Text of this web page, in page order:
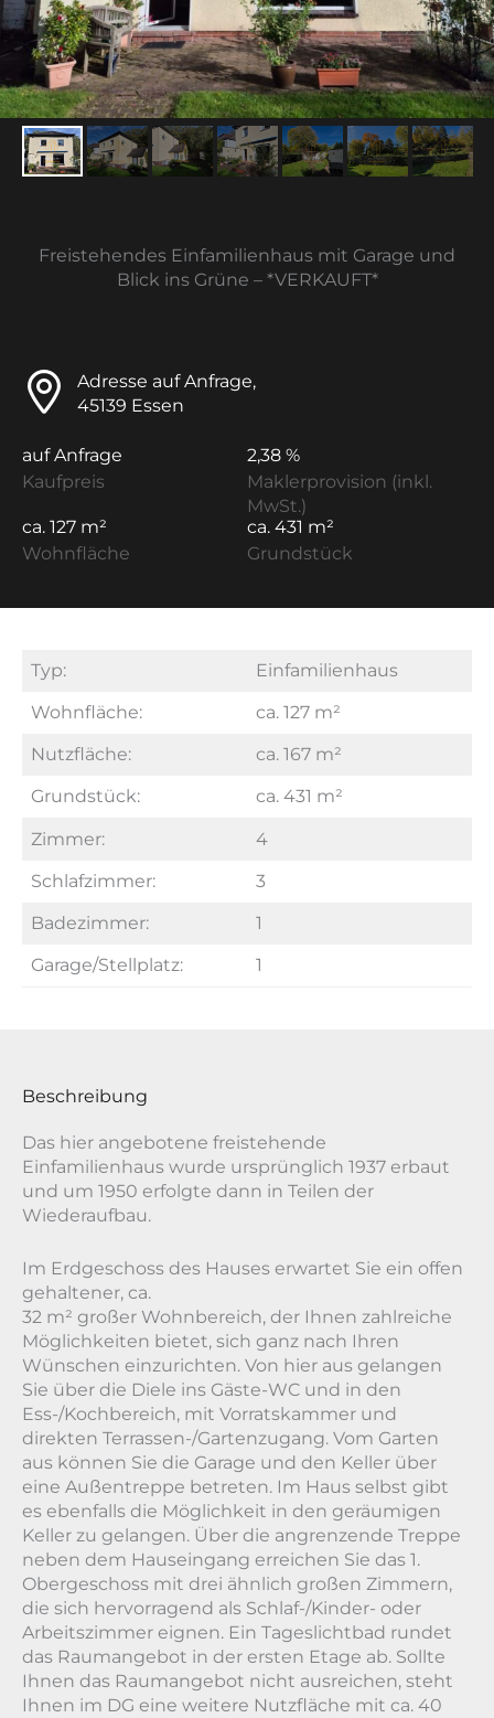
Freistehendes Einfamilienhaus mit Garage und
Blick ins Grüne – *VERKAUFT*
Adresse auf Anfrage,
45139 Essen
auf Anfrage
Kaufpreis
2,38 %
Maklerprovision (inkl.
MwSt.)
ca. 127 m²
Wohnfläche
ca. 431 m²
Grundstück
Typ:
Einfamilienhaus
Wohnfläche:
ca. 127 m²
Nutzfläche:
ca. 167 m²
Grundstück:
ca. 431 m²
Zimmer:
4
Schlafzimmer:
3
Badezimmer:
1
Garage/Stellplatz:
1
Beschreibung
Das hier angebotene freistehende
Einfamilienhaus wurde ursprünglich 1937 erbaut
und um 1950 erfolgte dann in Teilen der
Wiederaufbau.
Im Erdgeschoss des Hauses erwartet Sie ein offen
gehaltener, ca.
32 m² großer Wohnbereich, der Ihnen zahlreiche
Möglichkeiten bietet, sich ganz nach Ihren
Wünschen einzurichten. Von hier aus gelangen
Sie über die Diele ins Gäste-WC und in den
Ess-/Kochbereich, mit Vorratskammer und
direkten Terrassen-/Gartenzugang. Vom Garten
aus können Sie die Garage und den Keller über
eine Außentreppe betreten. Im Haus selbst gibt
es ebenfalls die Möglichkeit in den geräumigen
Keller zu gelangen. Über die angrenzende Treppe
neben dem Hauseingang erreichen Sie das 1.
Obergeschoss mit drei ähnlich großen Zimmern,
die sich hervorragend als Schlaf-/Kinder- oder
Arbeitszimmer eignen. Ein Tageslichtbad rundet
das Raumangebot in der ersten Etage ab. Sollte
Ihnen das Raumangebot nicht ausreichen, steht
Ihnen im DG eine weitere Nutzfläche mit ca. 40